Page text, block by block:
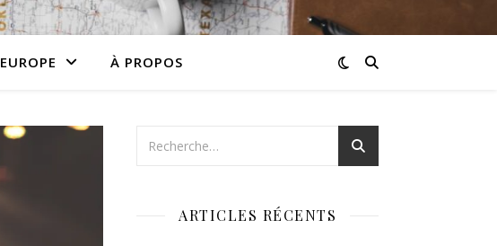
EUROPE À PROPOS
ARTICLES RÉCENTS